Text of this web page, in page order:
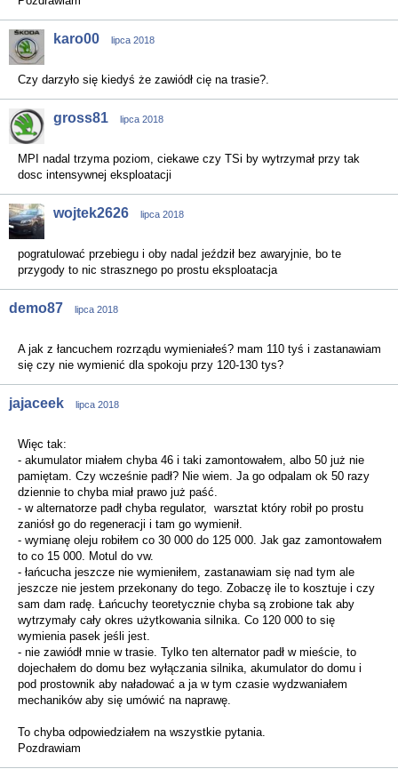
karo00 lipca 2018
Czy darzyło się kiedyś że zawiódł cię na trasie?.
gross81 lipca 2018
MPI nadal trzyma poziom, ciekawe czy TSi by wytrzymał przy tak
dosc intensywnej eksploatacji
wojtek2626 lipca 2018
pogratulować przebiegu i oby nadal jeździł bez awaryjnie, bo te
przygody to nic strasznego po prostu eksploatacja
demo87 lipca 2018
A jak z łancuchem rozrządu wymieniałeś? mam 110 tyś i zastanawiam
się czy nie wymienić dla spokoju przy 120-130 tys?
jajaceek lipca 2018
Więc tak:
- akumulator miałem chyba 46 i taki zamontowałem, albo 50 już nie
pamiętam. Czy wcześnie padł? Nie wiem. Ja go odpalam ok 50 razy
dziennie to chyba miał prawo już paść.
- w alternatorze padł chyba regulator, warsztat który robił po prostu
zaniósł go do regeneracji i tam go wymienił.
- wymianę oleju robiłem co 30 000 do 125 000. Jak gaz zamontowałem
to co 15 000. Motul do vw.
- łańcucha jeszcze nie wymieniłem, zastanawiam się nad tym ale
jeszcze nie jestem przekonany do tego. Zobaczę ile to kosztuje i czy
sam dam radę. Łańcuchy teoretycznie chyba są zrobione tak aby
wytrzymały cały okres użytkowania silnika. Co 120 000 to się
wymienia pasek jeśli jest.
- nie zawiódł mnie w trasie. Tylko ten alternator padł w mieście, to
dojechałem do domu bez wyłączania silnika, akumulator do domu i
pod prostownik aby naładować a ja w tym czasie wydzwaniałem
mechaników aby się umówić na naprawę.
To chyba odpowiedziałem na wszystkie pytania.
Pozdrawiam